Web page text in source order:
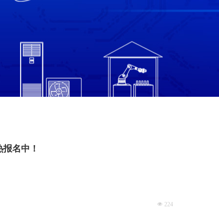
名中！
넶 224